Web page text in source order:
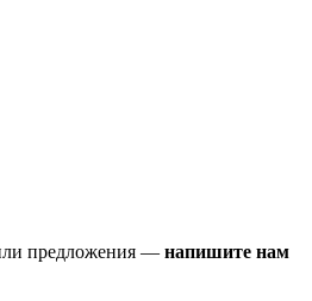
предложения — напишите нам